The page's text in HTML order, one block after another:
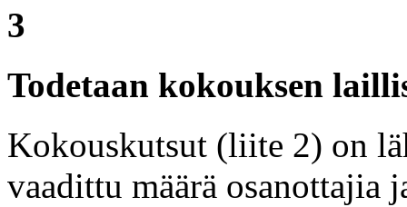
3
Todetaan kokouksen
Kokouskutsut (liite 2) on
vaadittu määrä